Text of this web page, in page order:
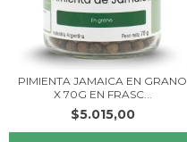
PIMIENTA JAMAICA EN GRANO
X 70G EN FRASC...
$5.015,00